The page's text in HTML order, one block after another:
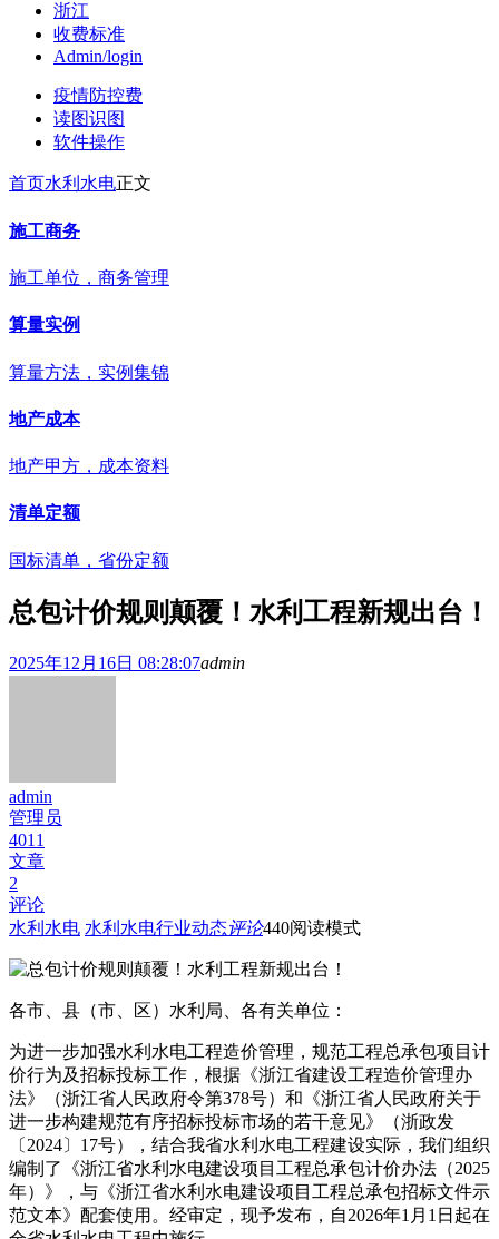
浙江
收费标准
Admin/login
疫情防控费
读图识图
软件操作
首页水利水电正文
施工商务
施工单位，商务管理
算量实例
算量方法，实例集锦
地产成本
地产甲方，成本资料
清单定额
国标清单，省份定额
总包计价规则颠覆！水利工程新规出台！
2025年12月16日 08:28:07admin
admin
管理员
4011
文章
2
评论
水利水电 水利水电行业动态评论440阅读模式
各市、县（市、区）水利局、各有关单位：
为进一步加强水利水电工程造价管理，规范工程总承包项目计
价行为及招标投标工作，根据《浙江省建设工程造价管理办
法》（浙江省人民政府令第378号）和《浙江省人民政府关于
进一步构建规范有序招标投标市场的若干意见》（浙政发
〔2024〕17号），结合我省水利水电工程建设实际，我们组织
编制了《浙江省水利水电建设项目工程总承包计价办法（2025
年）》，与《浙江省水利水电建设项目工程总承包招标文件示
范文本》配套使用。经审定，现予发布，自2026年1月1日起在